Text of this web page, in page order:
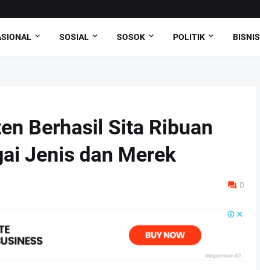
SOSIAL SOSOK POLITIK BISNIS
Berhasil Sita Ribuan
Jenis dan Merek
0